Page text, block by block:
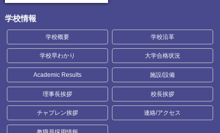
学校情報
学校概要 学校沿革
学校早わかり 大学合格状況
Academic Results 施設/設備
理事長挨拶 校長挨拶
チャプレン挨拶 連絡/アクセス